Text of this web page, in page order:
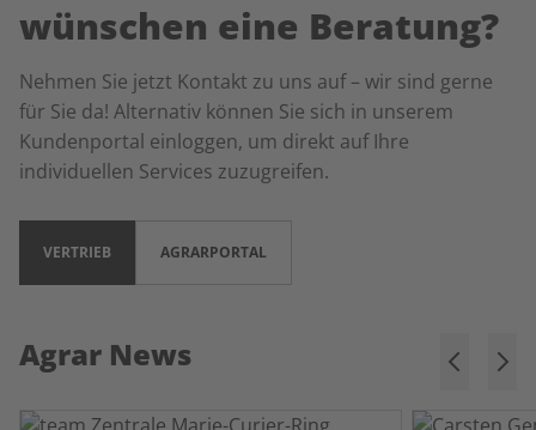
wünschen eine Beratung?
Nehmen Sie jetzt Kontakt zu uns auf – wir sind gerne
für Sie da! Alternativ können Sie sich in unserem
Kundenportal einloggen, um direkt auf Ihre
individuellen Services zuzugreifen.
VERTRIEB AGRARPORTAL
Agrar News